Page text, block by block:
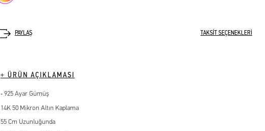
TAKSİT SEÇENEKLERİ
+ ÜRÜN AÇIKLAMASI
925 Ayar Gümüş
14K 50 Mikron Altın Kaplama
55 Cm Uzunluğunda